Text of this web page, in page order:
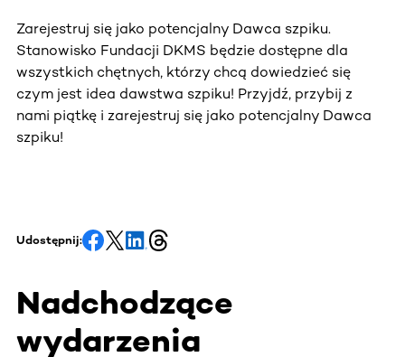
Zarejestruj się jako potencjalny Dawca szpiku.
Stanowisko Fundacji DKMS będzie dostępne dla
wszystkich chętnych, którzy chcą dowiedzieć się
czym jest idea dawstwa szpiku! Przyjdź, przybij z
nami piątkę i zarejestruj się jako potencjalny Dawca
szpiku!
Udostępnij:
Nadchodzące
wydarzenia